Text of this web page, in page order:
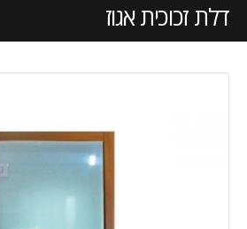
דלת זכוכית אגוז